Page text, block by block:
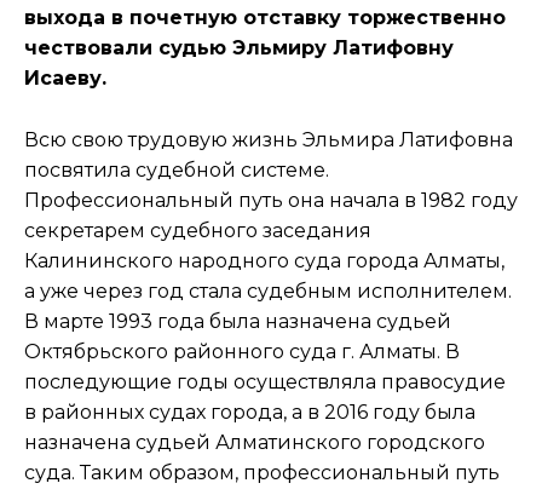
выхода в почетную отставку торжественно
чествовали судью Эльмиру Латифовну
Исаеву.
Всю свою трудовую жизнь Эльмира Латифовна
посвятила судебной системе.
Профессиональный путь она начала в 1982 году
секретарем судебного заседания
Калининского народного суда города Алматы,
а уже через год стала судебным исполнителем.
В марте 1993 года была назначена судьей
Октябрьского районного суда г. Алматы. В
последующие годы осуществляла правосудие
в районных судах города, а в 2016 году была
назначена судьей Алматинского городского
суда. Таким образом, профессиональный путь